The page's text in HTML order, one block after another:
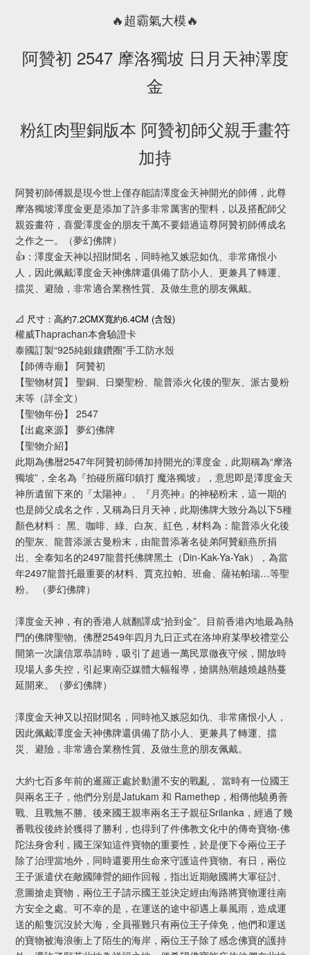
🔥超霸氣大模🔥
阿贊初 2547 摩洛獨坡 日月天神澤度
金
粉紅肉聖銅版本 阿贊初師父親手畫符
加持
阿贊初師傅親是現今世上僅存能請澤度金天神開光的師傅，此尊
摩洛獨坡澤度金更是添加了許多非常厲害的聖料，以及搭配師父
親簽畫符，喜愛澤度金的朋友千萬不要錯過這尊阿贊初師傅成名
之作之一。（夢幻佛牌）
👍：澤度金天神以招財聞名，同時祂又嫉惡如仇、非常痛恨小
人，因此佩戴澤度金天神佛牌還俱備了防小人、更兼具了轉運、
擋災、避險，非常適合業務性質、及做生意的朋友佩戴。
📐 尺寸：高約7.2CMX寬約6.4CM (含殼)
權威Thaprachan本會驗證卡
泰國訂製“925純銀鑲鑽圈”手工防水殼
【師傅寺廟】 阿贊初
【聖物材質】 聖銅、日樂聖粉、龍普添火化後的聖灰、派古曼粉
末等（詳全文）
【聖物年份】 2547
【出處來源】 夢幻佛牌
【聖物介紹】
此期為佛暦2547年阿贊初師傅加持開光的澤度金，此期稱為“摩洛
獨坡”，全名為『拍碰所羅印鎮打 魔洛獨坡』，意思即是澤度金天
神所遺留下來的『太陽神』、『月亮神』的神秘粉末，這一期的
也是師父成名之作，又稱為日月天神，此期佛牌大致分為以下5種
顏色材料： 黑、咖啡、綠、白灰、紅色，材料為：龍普添火化後
的聖灰、龍普添派古曼粉末，由龍普添著名徒弟阿贊顧燕所捐
出、全泰知名的2497龍普托佛牌黑土（Din-Kak-Ya-Yak），為當
年2497龍普托最重要的材料、賈克拉帕、班侖、薩祐帕瑞…等聖
粉。 （夢幻佛牌）
澤度金天神，有的香港人就翻譯成“拾到金”。目前香港內地最為熱
門的佛牌聖物。佛歷2549年四月九日正式在洛坤府某學校禮堂公
開第一次讓信眾恭請時，吸引了超過一萬民眾徹夜守候，開放時
現場人多失控，引起東南亞媒體大幅報導，搶購熱潮越燒越熱蔓
延開來。（夢幻佛牌）
澤度金天神又以招財聞名，同時祂又嫉惡如仇、非常痛恨小人，
因此佩戴澤度金天神佛牌還俱備了防小人、更兼具了轉運、擋
災、避險，非常適合業務性質、及做生意的朋友佩戴。
大約七百多年前的暹羅正處於動盪不安的戰亂， 當時有一位國王
與兩名王子，他們分別是Jatukam 和 Ramethep，相傳他驍勇善
戰、且戰無不勝。後來國王親率兩名王子親征Srilanka，經過了幾
番戰役後終於獲得了勝利，也得到了件佛教文化中的傳奇寶物-佛
陀法身舍利，國王深知這件寶物的重要性，於是便下令兩位王子
除了治理當地外，同時還要用生命來守護這件寶物。有日，兩位
王子派遣伏在敵國陣營的細作回報，指出近期敵國將大軍征討、
意圖搶走寶物，兩位王子請示國王並決定經由海路將寶物運往南
方安全之處。可不幸的是，在運送的途中卻遇上暴風雨，造成運
送的船隻沉沒於大海，全員罹難只有兩位王子倖免，他們和運送
的寶物被海浪衝上了陌生的海岸，兩位王子除了感念佛寶的護持